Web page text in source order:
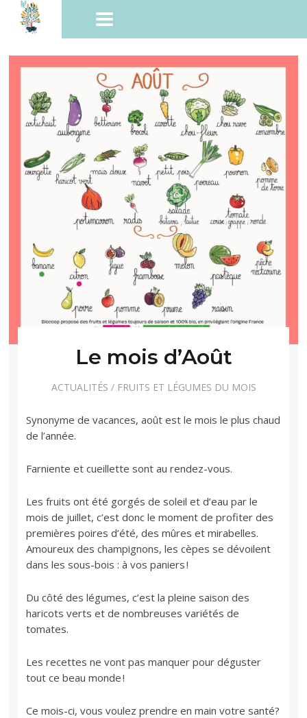
Le mois d’Août
ACTUALITÉS / FRUITS ET LÉGUMES DU MOIS
Synonyme de vacances, août est le mois le plus chaud
de l’année.
Farniente et cueillette sont au rendez-vous.
Les fruits ont été gorgés de soleil et d’eau par le
mois de juillet, c’est donc le moment de profiter des
premières poires d’été, des mûres et mirabelles.
Amoureux des champignons, les cèpes se dévoilent
dans les sous-bois : à vos paniers !
Du côté des légumes, c’est la pleine saison des
haricots verts et de nombreuses variétés de
tomates.
Les recettes ne vont pas manquer pour déguster
tout ce beau monde !
Ce mois-ci, vous voulez prendre en main votre santé?